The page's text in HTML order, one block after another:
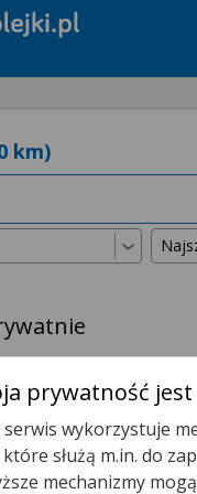
prywatność jest
serwis wykorzystuje
służą m.in. do
mechanizmy